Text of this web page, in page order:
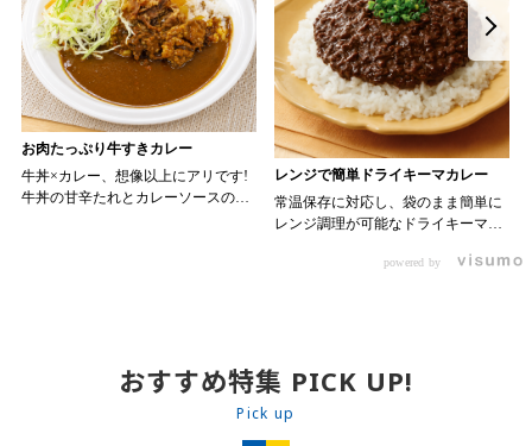
お肉たっぷり牛すきカレー
牛丼×カレー、想像以上にアリです!
牛丼の甘辛たれとカレーソースのス
丼の素を中央にのせます。 3. 手前
からカレーソースをかけ、サラダを
盛りつけます。 ※牛丼の素のたれを
レンジで簡単ドライキーマカレー
常温保存に対応し、袋のまま簡単に
レンジ調理が可能なドライキーマカ
オリジナルメニューにアレンジも可
powered by
おすすめ特集 PICK UP!
Pick up